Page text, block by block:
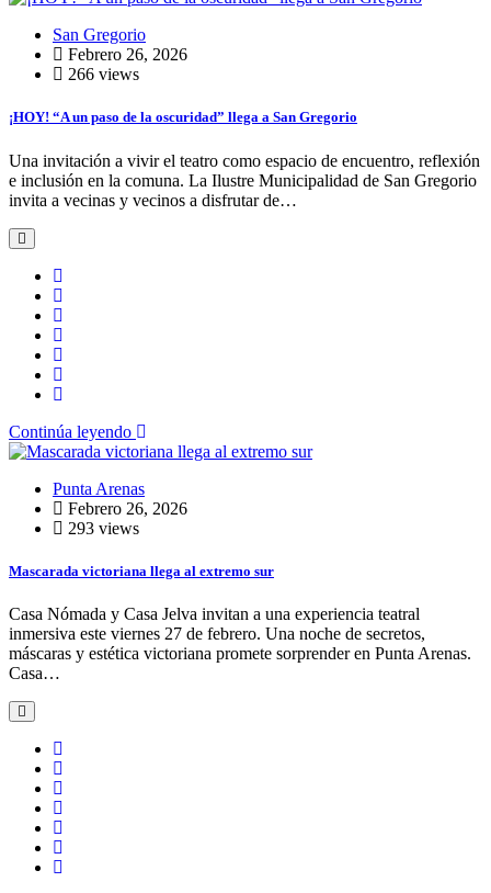
San Gregorio
Febrero 26, 2026
266 views
¡HOY! “A un paso de la oscuridad” llega a San Gregorio
Una invitación a vivir el teatro como espacio de encuentro, reflexión
e inclusión en la comuna. La Ilustre Municipalidad de San Gregorio
invita a vecinas y vecinos a disfrutar de…
Continúa leyendo
Punta Arenas
Febrero 26, 2026
293 views
Mascarada victoriana llega al extremo sur
Casa Nómada y Casa Jelva invitan a una experiencia teatral
inmersiva este viernes 27 de febrero. Una noche de secretos,
máscaras y estética victoriana promete sorprender en Punta Arenas.
Casa…